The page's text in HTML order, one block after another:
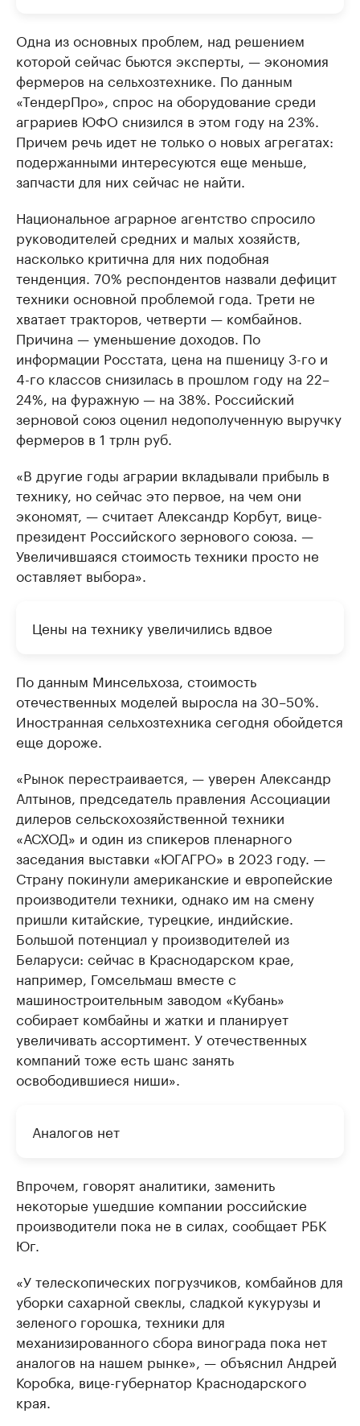
Одна из основных проблем, над решением
которой сейчас бьются эксперты, — экономия
фермеров на сельхозтехнике. По данным
«ТендерПро», спрос на оборудование среди
аграриев ЮФО снизился в этом году на 23%.
Причем речь идет не только о новых агрегатах:
подержанными интересуются еще меньше,
запчасти для них сейчас не найти.
Национальное аграрное агентство спросило
руководителей средних и малых хозяйств,
насколько критична для них подобная
тенденция. 70% респондентов назвали дефицит
техники основной проблемой года. Трети не
хватает тракторов, четверти — комбайнов.
Причина — уменьшение доходов. По
информации Росстата, цена на пшеницу 3-го и
4-го классов снизилась в прошлом году на 22–
24%, на фуражную — на 38%. Российский
зерновой союз оценил недополученную выручку
фермеров в 1 трлн руб.
«В другие годы аграрии вкладывали прибыль в
технику, но сейчас это первое, на чем они
экономят, — считает Александр Корбут, вице-
президент Российского зернового союза. —
Увеличившаяся стоимость техники просто не
оставляет выбора».
Цены на технику увеличились вдвое
По данным Минсельхоза, стоимость
отечественных моделей выросла на 30–50%.
Иностранная сельхозтехника сегодня обойдется
еще дороже.
«Рынок перестраивается, — уверен Александр
Алтынов, председатель правления Ассоциации
дилеров сельскохозяйственной техники
«АСХОД» и один из спикеров пленарного
заседания выставки «ЮГАГРО» в 2023 году. —
Страну покинули американские и европейские
производители техники, однако им на смену
пришли китайские, турецкие, индийские.
Большой потенциал у производителей из
Беларуси: сейчас в Краснодарском крае,
например, Гомсельмаш вместе с
машиностроительным заводом «Кубань»
собирает комбайны и жатки и планирует
увеличивать ассортимент. У отечественных
компаний тоже есть шанс занять
освободившиеся ниши».
Аналогов нет
Впрочем, говорят аналитики, заменить
некоторые ушедшие компании российские
производители пока не в силах, сообщает РБК
Юг.
«У телескопических погрузчиков, комбайнов для
уборки сахарной свеклы, сладкой кукурузы и
зеленого горошка, техники для
механизированного сбора винограда пока нет
аналогов на нашем рынке», — объяснил Андрей
Коробка, вице-губернатор Краснодарского
края.